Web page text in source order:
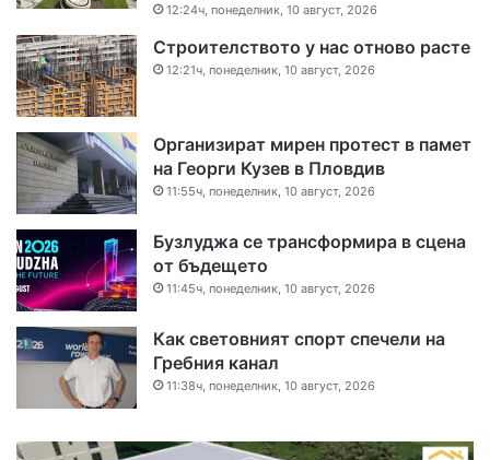
12:24ч, понеделник, 10 август, 2026
Строителството у нас отново расте
12:21ч, понеделник, 10 август, 2026
Организират мирен протест в памет
на Георги Кузев в Пловдив
11:55ч, понеделник, 10 август, 2026
Бузлуджа се трансформира в сцена
от бъдещето
11:45ч, понеделник, 10 август, 2026
Как световният спорт спечели на
Гребния канал
11:38ч, понеделник, 10 август, 2026